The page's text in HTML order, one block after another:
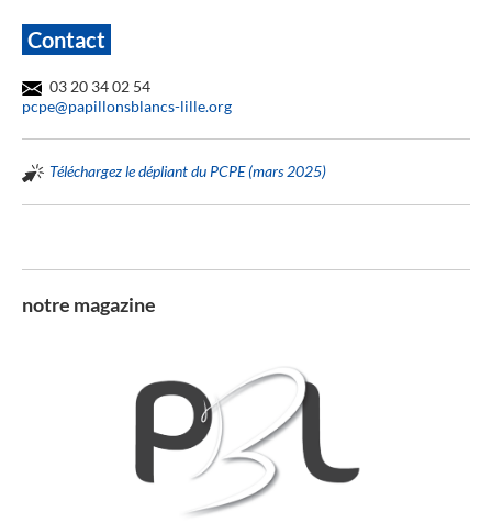
Contact
03 20 34 02 54
pcpe@papillonsblancs-lille.org
Téléchargez le dépliant du PCPE (mars 2025)
notre magazine